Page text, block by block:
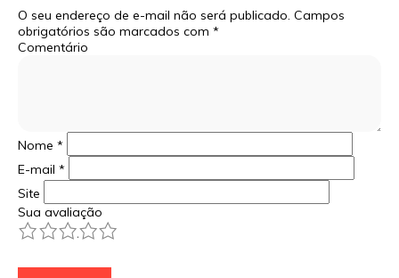
O seu endereço de e-mail não será publicado. Campos
obrigatórios são marcados com *
Comentário
Nome *
E-mail *
Site
Sua avaliação
5
4
3
2